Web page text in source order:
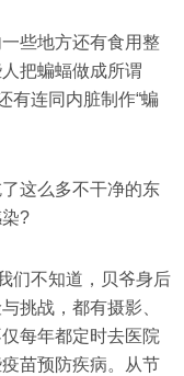
些地方还有食用整
把蝙蝠做成所谓
有连同内脏制作“蝙
这么多不干净的东
?
们不知道，贝爷身后
挑战，都有摄影、
每年都定时去医院
苗预防疾病。从节